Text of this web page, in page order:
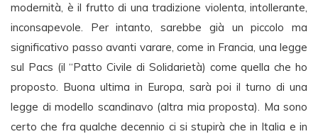
modernità, è il frutto di una tradizione violenta, intollerante,
inconsapevole. Per intanto, sarebbe già un piccolo ma
significativo passo avanti varare, come in Francia, una legge
sul Pacs (il “Patto Civile di Solidarietà) come quella che ho
proposto. Buona ultima in Europa, sarà poi il turno di una
legge di modello scandinavo (altra mia proposta). Ma sono
certo che fra qualche decennio ci si stupirà che in Italia e in